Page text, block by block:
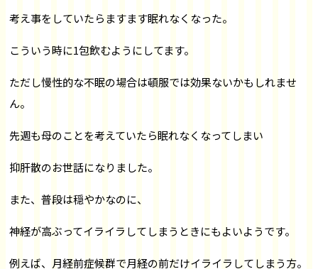
考え事をしていたらますます眠れなくなった。
こういう時に1包飲むようにしてます。
ただし慢性的な不眠の場合は頓服では効果ないかもしれませ
ん。
先週も母のことを考えていたら眠れなくなってしまい
抑肝散のお世話になりました。
また、普段は穏やかなのに、
神経が高ぶってイライラしてしまうときにもよいようです。
例えば、月経前症候群で月経の前だけイライラしてしまう方。